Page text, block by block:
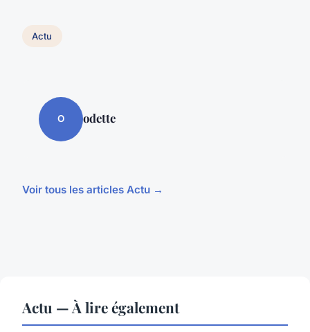
Actu
O odette
Voir tous les articles Actu →
Actu — À lire également